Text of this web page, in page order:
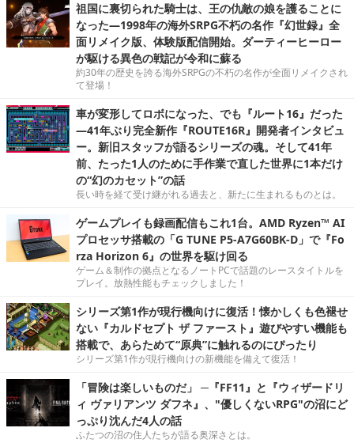
祖国に裏切られた騎士は、王の仇敵の娘を護ることに
なった―1998年の海外SRPG不朽の名作『幻世録』全
面リメイク版、体験版配信開始。ダーティーヒーロー
が駆ける異色の戦記が令和に蘇る
約30年の歴史を誇る海外SRPGの不朽の名作が全面リメイクされ
て登場！
車が変形してロボになった、でも『ルート16』だった
―41年ぶり完全新作『ROUTE16R』開発者インタビュ
ー。新旧スタッフが語るシリーズの魂。そして41年
前、たった1人のために手作業で直した世界に1本だけ
の“幻のカセット”の話
長い時を経て受け継がれる過去と、新たに生まれるものとは。
ゲームプレイも録画配信もこれ1台。AMD Ryzen™ AI
プロセッサ搭載の「G TUNE P5-A7G60BK-D」で『Fo
rza Horizon 6』の世界を駆け回る
ゲーム＆制作の拠点となるノートPCで話題のレースタイトルを
プレイ。放熱性能もチェックしました！
シリーズ第1作が現行機向けに復活！懐かしくも色褪せ
ない『カルドセプト ザ ファースト』遊びやすい機能も
搭載で、あらためて“原典”に触れるのにぴったり
シリーズ第1作が現行機向けの新機能を備えて復活！
「冒険は楽しいものだ」 ─『FF11』と『ウィザードリ
ィ ヴァリアンツ ダフネ』、"優しくないRPG"の沼にど
っぷり沈んだ4人の話
ふたつの沼の住人たちが語る奥深さとは。